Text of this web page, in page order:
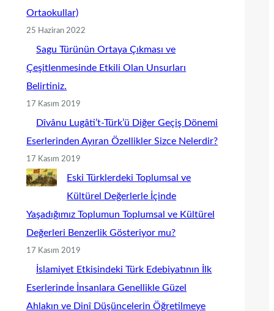
Ortaokullar)
25 Haziran 2022
Sagu Türünün Ortaya Çıkması ve
Çeşitlenmesinde Etkili Olan Unsurları
Belirtiniz.
17 Kasım 2019
Dîvânu Lugâti’t-Türk’ü Diğer Geçiş Dönemi
Eserlerinden Ayıran Özellikler Sizce Nelerdir?
17 Kasım 2019
Eski Türklerdeki Toplumsal ve
Kültürel Değerlerle İçinde
Yaşadığımız Toplumun Toplumsal ve Kültürel
Değerleri Benzerlik Gösteriyor mu?
17 Kasım 2019
İslamiyet Etkisindeki Türk Edebiyatının İlk
Eserlerinde İnsanlara Genellikle Güzel
Ahlakın ve Dinî Düşüncelerin Öğretilmeye